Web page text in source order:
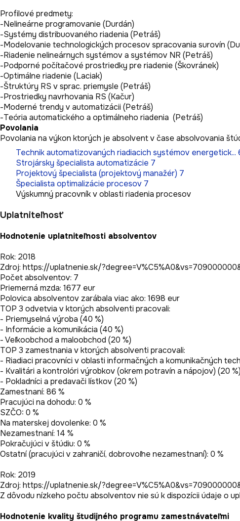
Profilové predmety:
-Nelineárne programovanie (Durdán)
-Systémy distribuovaného riadenia (Petráš)
-Modelovanie technologických procesov spracovania surovín
-Riadenie nelineárnych systémov a systémov NR (Petráš)
-Podporné počítačové prostriedky pre riadenie (Škovránek)
-Optimálne riadenie (Laciak)
-Štruktúry RS v sprac. priemysle (Petráš)
-Prostriedky navrhovania RS (Kačur)
-Moderné trendy v automatizácii (Petráš)
-Teória automatického a optimálneho riadenia  (Petráš)
Povolania
Povolania na výkon ktorých je absolvent v čase absolvovania
Technik automatizovaných riadiacich systémov energetick...
Strojársky špecialista automatizácie 7
Projektový špecialista (projektový manažér) 7
Špecialista optimalizácie procesov 7
Výskumný pracovník v oblasti riadenia procesov
Uplatniteľnosť
Hodnotenie uplatniteľnosti absolventov
Rok: 2018
Zdroj: https://uplatnenie.sk/
Počet absolventov: 7
Priemerná mzda: 1677 eur
Polovica absolventov zarábala viac ako: 1698 eur
TOP 3 odvetvia v ktorých absolventi pracovali:
- Priemyselná výroba (40 %)
- Informácie a komunikácia (40 %)
- Veľkoobchod a maloobchod (20 %)
TOP 3 zamestnania v ktorých absolventi pracovali:
- Riadiaci pracovníci v oblasti informačných a komunikačných
- Kvalitári a kontrolóri výrobkov (okrem potravín a nápojov) (20 %)
- Pokladníci a predavači lístkov (20 %)
Zamestnaní: 86 %
Pracujúci na dohodu: 0 %
SZČO: 0 %
Na materskej dovolenke: 0 %
Nezamestnaní: 14 %
Pokračujúci v štúdiu: 0 %
Ostatní (pracujúci v zahraničí, dobrovoľne nezamestnaní): 0 %
Rok: 2019
Zdroj: https://uplatnenie.sk/
Hodnotenie kvality študijného programu zamestnávateľmi